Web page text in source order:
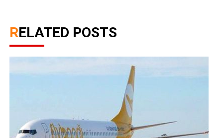
RELATED POSTS